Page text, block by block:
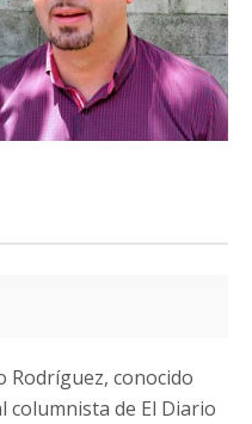
Rodríguez, conocido
columnista de El Diario